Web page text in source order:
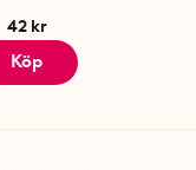
42 kr
Köp